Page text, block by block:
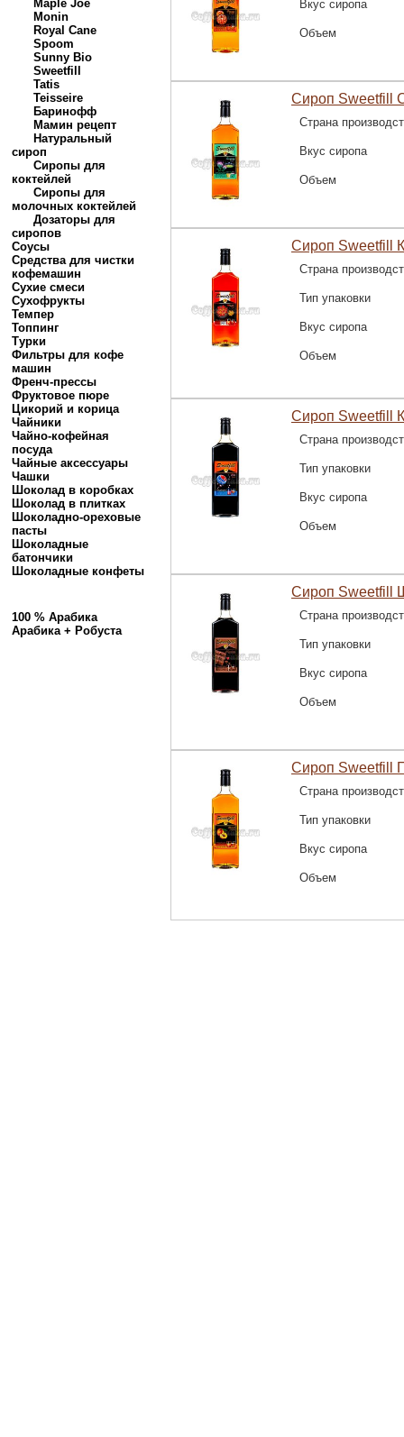
Maple Joe
Monin
Royal Cane
Spoom
Sunny Bio
Sweetfill
Tatis
Teisseire
Баринофф
Мамин рецепт
Натуральный
сироп
Сиропы для
коктейлей
Сиропы для
молочных коктейлей
Дозаторы для
сиропов
Соусы
Средства для чистки
кофемашин
Сухие смеси
Сухофрукты
Темпер
Топпинг
Турки
Фильтры для кофе
машин
Френч-прессы
Фруктовое пюре
Цикорий и корица
Чайники
Чайно-кофейная
посуда
Чайные аксессуары
Чашки
Шоколад в коробках
Шоколад в плитках
Шоколадно-ореховые
пасты
Шоколадные
батончики
Шоколадные конфеты
100 % Арабика
Арабика + Робуста
Вкус сиропа
Объем
Сироп Sweetfill
Страна
Вкус сиропа
Объем
Сироп Sweetfill
Страна
Тип упаковки
Вкус сиропа
Объем
Сироп Sweetfill
Страна
Тип упаковки
Вкус сиропа
Объем
Сироп Sweetfill
Страна
Тип упаковки
Вкус сиропа
Объем
Сироп Sweetfill
Страна
Тип упаковки
Вкус сиропа
Объем